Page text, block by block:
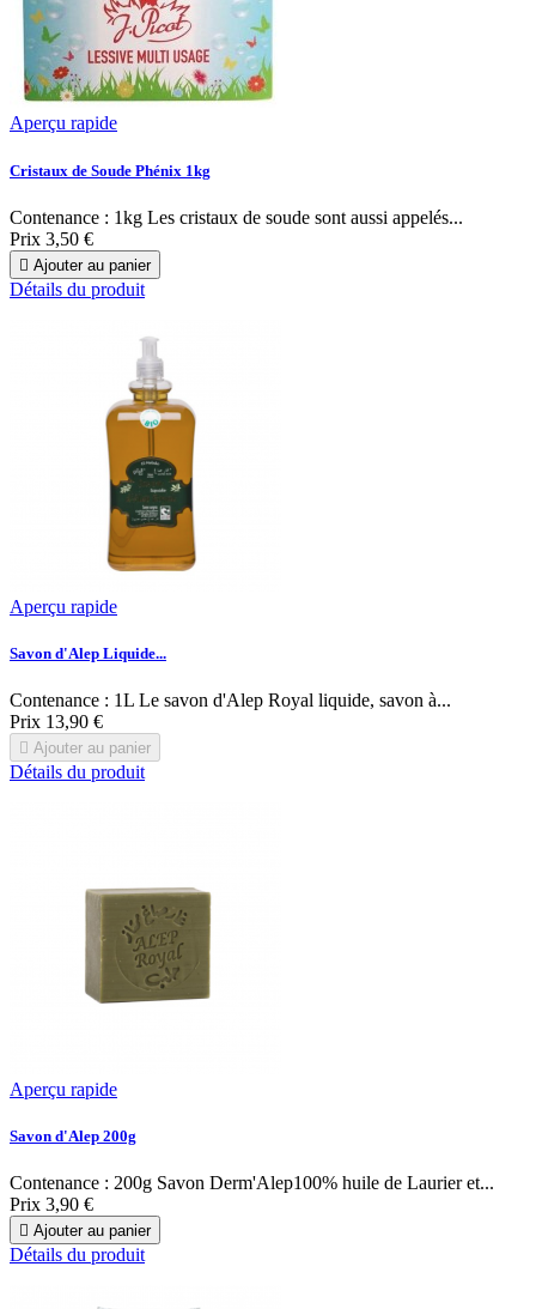
Aperçu rapide
Cristaux de Soude Phénix 1kg
Contenance : 1kg Les cristaux de soude sont aussi appelés...
Prix 3,50 €
 Ajouter au panier
Détails du produit
Aperçu rapide
Savon d'Alep Liquide...
Contenance : 1L Le savon d'Alep Royal liquide, savon à...
Prix 13,90 €
 Ajouter au panier
Détails du produit
Aperçu rapide
Savon d'Alep 200g
Contenance : 200g Savon Derm'Alep100% huile de Laurier et...
Prix 3,90 €
 Ajouter au panier
Détails du produit